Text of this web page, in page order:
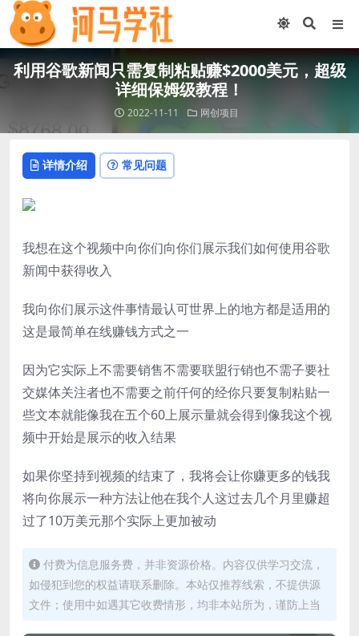
利用谷歌新闻只需复制粘贴赚$2000美元，超级
详细保姆级教程！
2022-11-11 网创项目
详情介绍 常见问题
我想在这个视频中向你们向你们展示我们如何使用谷歌
新闻中获得收入
我向你们展示这件事情最认可世界上的地方都是适用的
这是最简单在线赚钱方式之一
因为它实际上不需要销售不需要联盟行销也不需子要社
交媒体关注者也不需要之前仟何的经你只要复制粘贴一
些文本就能像我在五个60上展示量就会得到像我这个视
频中开始是展示的收入结果
如果你坚持到视频的结束了，我将会让你赚更多的钱我
将向你展示一种方法让他在我个人这过去几个月里赚超
过了10万美元那个实际上更加被动
付费为信息服务费，并非资源价格。内容仅供学习交流，
如侵犯到您的权益请联系删除。本站仅推荐线索，不提供源
文件；使用中如遇其它收费情形，均非本站所为，谨防上当